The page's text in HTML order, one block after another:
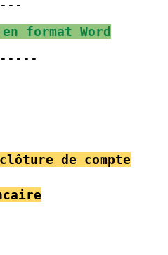
---
format Word
de compte